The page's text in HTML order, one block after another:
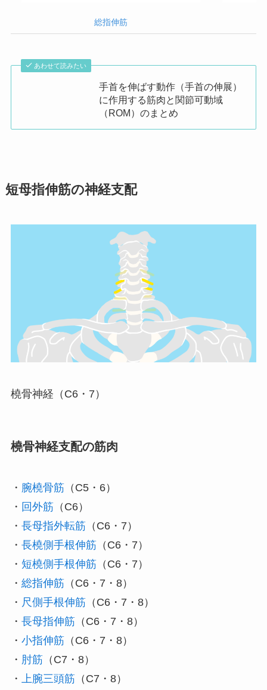
総指伸筋
あわせて読みたい
手首を伸ばす動作（手首の伸展）
に作用する筋肉と関節可動域
（ROM）のまとめ
短母指伸筋の神経支配
橈骨神経（C6・7）
橈骨神経支配の筋肉
・ 腕橈骨筋（C5・6）
・ 回外筋（C6）
・ 長母指外転筋（C6・7）
・ 長橈側手根伸筋（C6・7）
・ 短橈側手根伸筋（C6・7）
・ 総指伸筋（C6・7・8）
・ 尺側手根伸筋（C6・7・8）
・ 長母指伸筋（C6・7・8）
・ 小指伸筋（C6・7・8）
・ 肘筋（C7・8）
・ 上腕三頭筋（C7・8）